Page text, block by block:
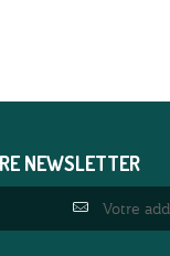
NEWSLETTER